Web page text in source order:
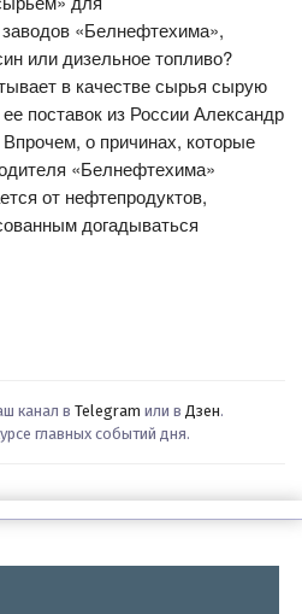
«Белнефтехима»,
или дизельное топливо?
в качестве сырья сырую
поставок из России Александр
о причинах, которые
«Белнефтехима»
от нефтепродуктов,
догадываться
канал в Telegram или в Дзен.
главных событий дня.